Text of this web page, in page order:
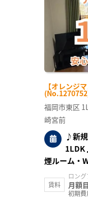
【オレンジ
福岡市東区
崎宮前
♪新
煙ルーム・
賃料
ロン
月額
初期